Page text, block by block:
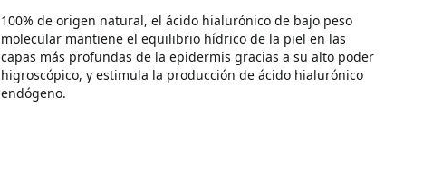
100% de origen natural, el ácido hialurónico de bajo peso
molecular mantiene el equilibrio hídrico de la piel en las
capas más profundas de la epidermis gracias a su alto poder
higroscópico, y estimula la producción de ácido hialurónico
endógeno.